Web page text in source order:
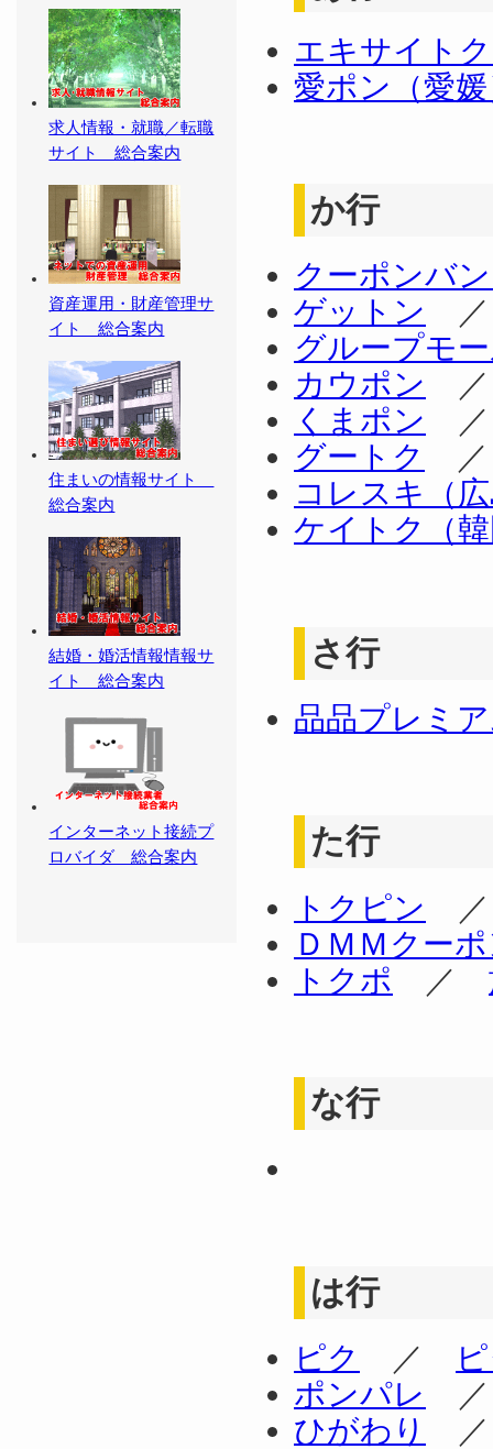
エキサイト
愛ポン（愛
か行
クーポンバ
ゲットン
グループモ
カウポン
くまポン
グートク
コレスキ（
ケイトク（
さ行
品品プレミ
た行
トクピン
ＤＭＭクー
トクポ ／
な行
は行
ピク ／
ポンパレ
ひがわり
求人情報・就職／転職
サイト 総合案内
資産運用・財産管理サ
イト 総合案内
住まいの情報サイト
総合案内
結婚・婚活情報情報サ
イト 総合案内
インターネット接続プ
ロバイダ 総合案内